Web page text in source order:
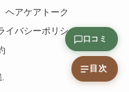
ヘアケアトーク
イバシーポリシー
口コミ
目次